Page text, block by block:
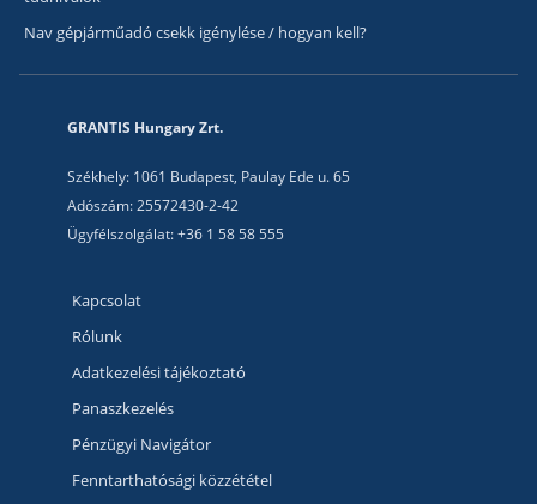
Nav gépjárműadó csekk igénylése / hogyan kell?
GRANTIS Hungary Zrt.
Székhely: 1061 Budapest, Paulay Ede u. 65
Adószám: 25572430-2-42
Ügyfélszolgálat: +36 1 58 58 555
Kapcsolat
Rólunk
Adatkezelési tájékoztató
Panaszkezelés
Pénzügyi Navigátor
Fenntarthatósági közzététel